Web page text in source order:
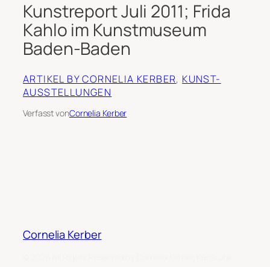
Kunstreport Juli 2011; Frida
Kahlo im Kunstmuseum
Baden-Baden
ARTIKEL BY CORNELIA KERBER, KUNST-
AUSSTELLUNGEN
Verfasst vonCornelia Kerber
Cornelia Kerber